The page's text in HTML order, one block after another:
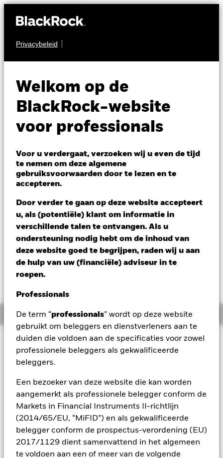
Privacybeleid
Welkom op de
BlackRock-website
voor professionals
Voor u verdergaat, verzoeken wij u even de tijd
te nemen om deze algemene
gebruiksvoorwaarden door te lezen en te
accepteren.
Door verder te gaan op deze website accepteert
u, als (potentiële) klant om informatie in
verschillende talen te ontvangen. Als u
ondersteuning nodig hebt om de inhoud van
deze website goed te begrijpen, raden wij u aan
de hulp van uw (financiële) adviseur in te
roepen.
Professionals
De term “professionals” wordt op deze website
gebruikt om beleggers en dienstverleners aan te
duiden die voldoen aan de specificaties voor zowel
professionele beleggers als gekwalificeerde
beleggers.
Een bezoeker van deze website die kan worden
aangemerkt als professionele belegger conform de
Markets in Financial Instruments II-richtlijn
(2014/65/EU, “MiFID”) en als gekwalificeerde
belegger conform de prospectus-verordening (EU)
2017/1129 dient samenvattend in het algemeen
te voldoen aan een of meer van de volgende
OBLIGATIES
Global Opportunities
Fund
USD 10,55
Variatie 52wk: 10,18 - 10,60
Verandering NAV 1 dag per 06/aug/2026
USD -0,01 (-0,09%)
Morningstar Rating
Overzicht
Beleggingsdoel
Het Fonds streeft naar een maximaal rendement op uw
belegging via een combinatie van kapitaalgroei en
wereldwijd ten minste 70% van zijn totale vermogen
wereldwijd in vastrentende waarden. De vastrentende
effecten kunnen zijn uitgedrukt in verschillende valuta’s en
kunnen zijn uitgegeven door overheden,
instellingen.